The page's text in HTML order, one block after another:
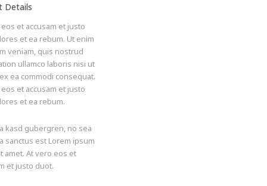
Details
et accusam et justo
et ea rebum. Ut enim
veniam, quis nostrud
ullamco laboris nisi ut
ea commodi consequat.
et accusam et justo
et ea rebum.
kasd gubergren, no sea
sanctus est Lorem ipsum
amet. At vero eos et
et justo duot.